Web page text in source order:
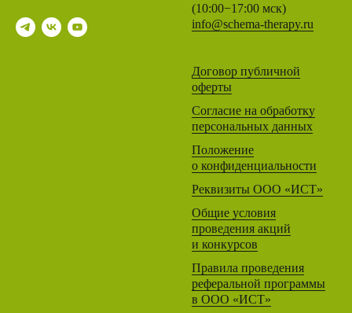
(10:00−17:00 мск)
info@schema-therapy.ru
Договор публичной
оферты
Согласие на обработку
персональных данных
Положение
о конфиденциальности
Реквизиты ООО «ИСТ»
Общие условия
проведения акций
и конкурсов
Правила проведения
реферальной программы
в ООО «ИСТ»